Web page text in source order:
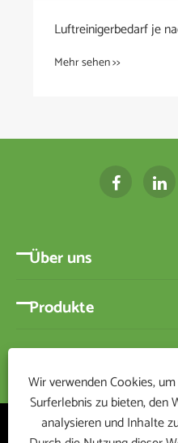
Luftreinigerbedarf je
Mehr sehen >>
Über uns
Produkte
Copyright ©2020 Ningbo
Wir verwenden Cookies,
Surferlebnis zu bieten, den
analysieren und Inhalte